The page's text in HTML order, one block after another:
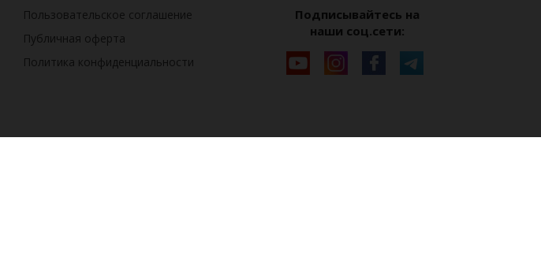
Пользовательское соглашение
Публичная оферта
Политика конфиденциальности
Подписывайтесь на
наши соц.сети: